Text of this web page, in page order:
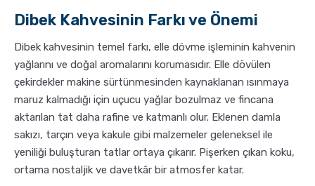
Dibek Kahvesinin Farkı ve Önemi
Dibek kahvesinin temel farkı, elle dövme işleminin kahvenin
yağlarını ve doğal aromalarını korumasıdır. Elle dövülen
çekirdekler makine sürtünmesinden kaynaklanan ısınmaya
maruz kalmadığı için uçucu yağlar bozulmaz ve fincana
aktarılan tat daha rafine ve katmanlı olur. Eklenen damla
sakızı, tarçın veya kakule gibi malzemeler geleneksel ile
yeniliği buluşturan tatlar ortaya çıkarır. Pişerken çıkan koku,
ortama nostaljik ve davetkâr bir atmosfer katar.